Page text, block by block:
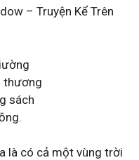
– Truyện Kể Trên
thương
sách
là có cả một vùng trời